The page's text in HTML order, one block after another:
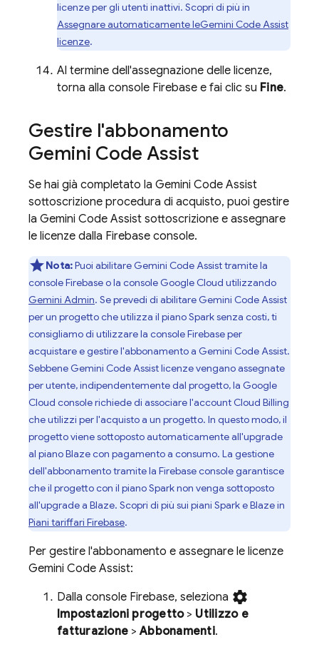
licenze per gli utenti inattivi. Scopri di più in
Assegnare automaticamente leGemini Code Assist
licenze.
Al termine dell'assegnazione delle licenze,
torna alla console Firebase e fai clic su Fine.
Gestire l'abbonamento
Gemini Code Assist
Se hai già completato la Gemini Code Assist
sottoscrizione procedura di acquisto, puoi gestire
la Gemini Code Assist sottoscrizione e assegnare
le licenze dalla Firebase console.
Nota:Puoi abilitare Gemini Code Assisttramite la
consoleFirebaseo la console Google Cloud utilizzando
Gemini Admin. Se prevedi di abilitare Gemini Code Assist
per un progetto che utilizza il piano Spark senza costi, ti
consigliamo di utilizzare la consoleFirebaseper
acquistare e gestire l'abbonamento a Gemini Code Assist.
Sebbene Gemini Code Assistlicenze vengano assegnate
per utente, indipendentemente dal progetto, la Google
Cloud console richiede di associare l'account Cloud Billing
che utilizzi per l'acquisto a un progetto. In questo modo, il
progetto viene sottoposto automaticamente all'upgrade
al piano Blaze con pagamento a consumo. La gestione
dell'abbonamento tramite la Firebaseconsole garantisce
che il progetto con il piano Spark non venga sottoposto
all'upgrade a Blaze. Scopri di più sui piani Spark e Blaze in
Piani tariffari Firebase.
Per gestire l'abbonamento e assegnare le licenze
Gemini Code Assist:
Dalla console Firebase, seleziona settings
Impostazioni progetto> Utilizzo e
fatturazione >Abbonamenti.